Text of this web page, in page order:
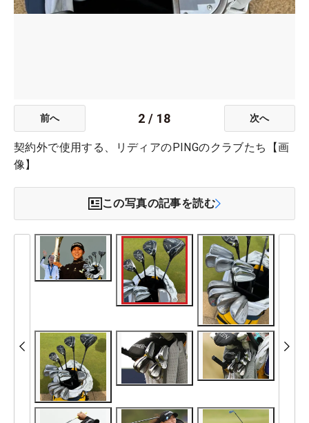
前へ 2 / 18 次へ
契約外で使用する、リディアのPINGのクラブたち【画
像】
この写真の記事を読む